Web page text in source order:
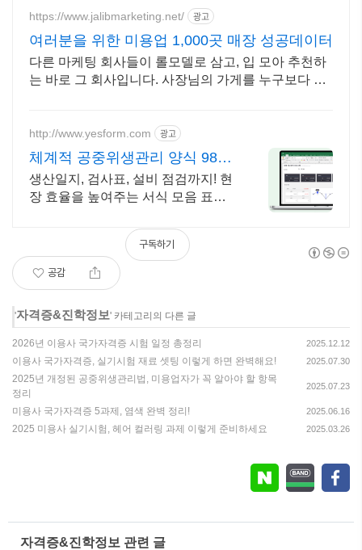
https://www.jalibmarketing.net/ 광고
여러분을 위한 미용업 1,000곳 매장 성공데이터
다른 마케팅 회사들이 롤모델로 삼고, 입 모아 추천하
는 바로 그 회사입니다. 사장님의 가게를 누구보다 깊
http://www.yesform.com 광고
체계적 공중위생관리 양식 980
만 회원의 선택
생산일지, 검사표, 설비 점검까지! 현
장 효율을 높여주는 서식 모음 표준
공감
구독하기
'자격증&진학정보' 카테고리의 다른 글
2026년 이용사 국가자격증 시험 일정 총정리 2025.12.12
이용사 국가자격증, 실기시험 재료 셋팅 이렇게 하면 완벽해요! 2025.07.30
2025년 개정된 공중위생관리법, 미용업자가 꼭 알아야 할 항목
정리
2025.07.23
미용사 국가자격증 5과제, 염색 완벽 정리! 2025.06.16
2025 미용사 실기시험, 헤어 컬러링 과제 이렇게 준비하세요 2025.03.26
자격증&진학정보 관련 글